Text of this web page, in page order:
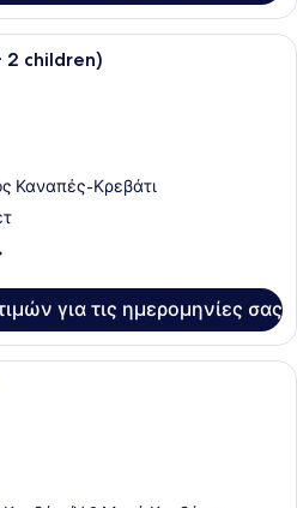
Ένα σύγχρονο δωμάτιο
2 children)
Καναπές-Κρεβάτι
για τις ημερομηνίες σας
Ένα σύγχρονο δωμάτιο